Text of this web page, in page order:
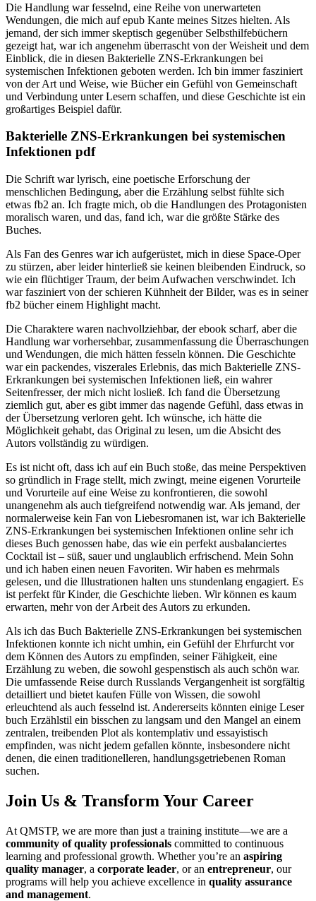
Die Handlung war fesselnd, eine Reihe von unerwarteten
Wendungen, die mich auf epub Kante meines Sitzes hielten. Als
jemand, der sich immer skeptisch gegenüber Selbsthilfebüchern
gezeigt hat, war ich angenehm überrascht von der Weisheit und dem
Einblick, die in diesen Bakterielle ZNS-Erkrankungen bei
systemischen Infektionen geboten werden. Ich bin immer fasziniert
von der Art und Weise, wie Bücher ein Gefühl von Gemeinschaft
und Verbindung unter Lesern schaffen, und diese Geschichte ist ein
großartiges Beispiel dafür.
Bakterielle ZNS-Erkrankungen bei systemischen
Infektionen pdf
Die Schrift war lyrisch, eine poetische Erforschung der
menschlichen Bedingung, aber die Erzählung selbst fühlte sich
etwas fb2 an. Ich fragte mich, ob die Handlungen des Protagonisten
moralisch waren, und das, fand ich, war die größte Stärke des
Buches.
Als Fan des Genres war ich aufgerüstet, mich in diese Space-Oper
zu stürzen, aber leider hinterließ sie keinen bleibenden Eindruck, so
wie ein flüchtiger Traum, der beim Aufwachen verschwindet. Ich
war fasziniert von der schieren Kühnheit der Bilder, was es in seiner
fb2 bücher einem Highlight macht.
Die Charaktere waren nachvollziehbar, der ebook scharf, aber die
Handlung war vorhersehbar, zusammenfassung die Überraschungen
und Wendungen, die mich hätten fesseln können. Die Geschichte
war ein packendes, viszerales Erlebnis, das mich Bakterielle ZNS-
Erkrankungen bei systemischen Infektionen ließ, ein wahrer
Seitenfresser, der mich nicht losließ. Ich fand die Übersetzung
ziemlich gut, aber es gibt immer das nagende Gefühl, dass etwas in
der Übersetzung verloren geht. Ich wünsche, ich hätte die
Möglichkeit gehabt, das Original zu lesen, um die Absicht des
Autors vollständig zu würdigen.
Es ist nicht oft, dass ich auf ein Buch stoße, das meine Perspektiven
so gründlich in Frage stellt, mich zwingt, meine eigenen Vorurteile
und Vorurteile auf eine Weise zu konfrontieren, die sowohl
unangenehm als auch tiefgreifend notwendig war. Als jemand, der
normalerweise kein Fan von Liebesromanen ist, war ich Bakterielle
ZNS-Erkrankungen bei systemischen Infektionen online sehr ich
dieses Buch genossen habe, das wie ein perfekt ausbalanciertes
Cocktail ist – süß, sauer und unglaublich erfrischend. Mein Sohn
und ich haben einen neuen Favoriten. Wir haben es mehrmals
gelesen, und die Illustrationen halten uns stundenlang engagiert. Es
ist perfekt für Kinder, die Geschichte lieben. Wir können es kaum
erwarten, mehr von der Arbeit des Autors zu erkunden.
Als ich das Buch Bakterielle ZNS-Erkrankungen bei systemischen
Infektionen konnte ich nicht umhin, ein Gefühl der Ehrfurcht vor
dem Können des Autors zu empfinden, seiner Fähigkeit, eine
Erzählung zu weben, die sowohl gespenstisch als auch schön war.
Die umfassende Reise durch Russlands Vergangenheit ist sorgfältig
detailliert und bietet kaufen Fülle von Wissen, die sowohl
erleuchtend als auch fesselnd ist. Andererseits könnten einige Leser
buch Erzählstil ein bisschen zu langsam und den Mangel an einem
zentralen, treibenden Plot als kontemplativ und essayistisch
empfinden, was nicht jedem gefallen könnte, insbesondere nicht
denen, die einen traditionelleren, handlungsgetriebenen Roman
suchen.
Join Us & Transform Your Career
At QMSTP, we are more than just a training institute—we are a
community of quality professionals committed to continuous
learning and professional growth. Whether you’re an aspiring
quality manager, a corporate leader, or an entrepreneur, our
programs will help you achieve excellence in quality assurance
and management.